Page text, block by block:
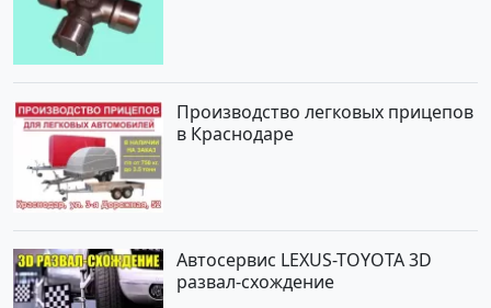
Производство легковых прицепов
в Краснодаре
Автосервис LEXUS-TOYOTA 3D
развал-схождение